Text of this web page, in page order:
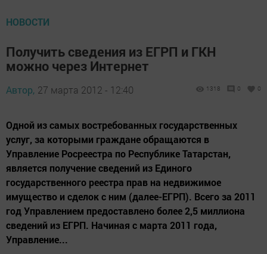
НОВОСТИ
Получить сведения из ЕГРП и ГКН
можно через Интернет
Автор, 27 марта 2012 - 12:40 1318 0 0
Одной из самых востребованных государственных
услуг, за которыми граждане обращаются в
Управление Росреестра по Республике Татарстан,
является получение сведений из Единого
государственного реестра прав на недвижимое
имущество и сделок с ним (далее-ЕГРП). Всего за 2011
год Управлением предоставлено более 2,5 миллиона
сведений из ЕГРП. Начиная с марта 2011 года,
Управление...